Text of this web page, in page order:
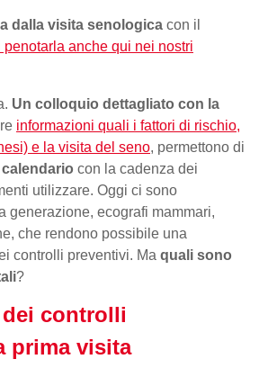
dalla visita senologica con il
penotarla anche qui nei nostri
Un colloquio dettagliato con la
informazioni quali i fattori di rischio,
e la visita del seno, permettono di
con la cadenza dei
utilizzare. Oggi ci sono
generazione, ecografi mammari,
che rendono possibile una
controlli preventivi. Ma quali sono
?
controlli
prima visita